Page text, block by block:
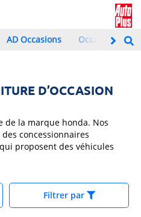
AD Occasions Occasions à
D’OCCASION
de la marque honda. Nos
concessionnaires
proposent des véhicules
Filtrer par